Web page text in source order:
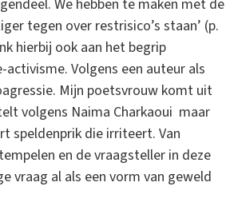
We hebben te maken met de
tegen over restrisico’s staan’ (p.
hierbij ook aan het begrip
Volgens een auteur als
Mijn poetsvrouw komt uit
volgens Naima Charkaoui maar
speldenprik die irriteert. Van
en de vraagsteller in deze
vraag al als een vorm van geweld